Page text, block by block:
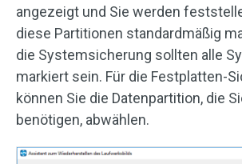
angezeigt und Sie werden
diese Partitionen standardmäßig
die Systemsicherung sollten alle
markiert sein. Für die Festplatten-
können Sie die Datenpartition, die
benötigen, abwählen.